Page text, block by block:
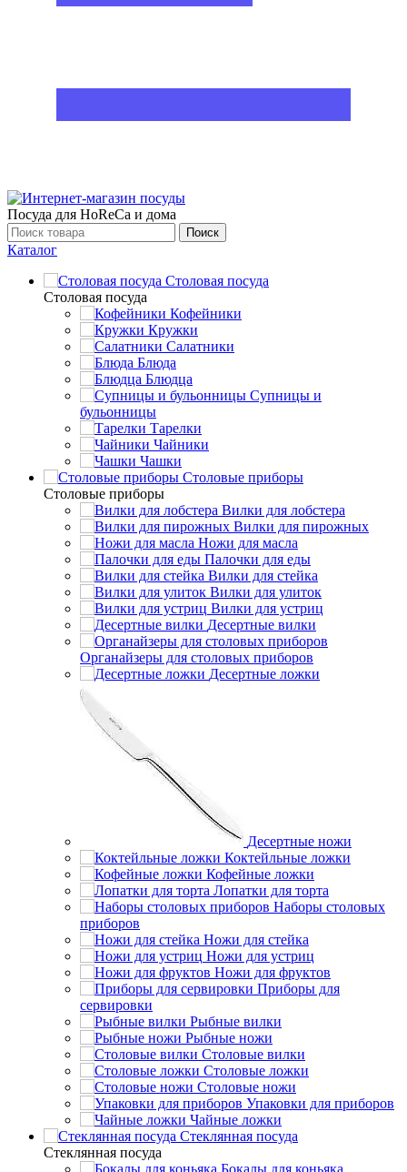
Посуда для HoReCa и дома
Поиск
Каталог
Столовая посуда
Столовая посуда
Кофейники
Кружки
Салатники
Блюда
Блюдца
Супницы и
бульонницы
Тарелки
Чайники
Чашки
Cтоловые приборы
Cтоловые приборы
Вилки для лобстера
Вилки для пирожных
Ножи для масла
Палочки для еды
Вилки для стейка
Вилки для улиток
Вилки для устриц
Десертные вилки
Органайзеры для столовых приборов
Десертные ложки
Десертные ножи
Коктейльные ложки
Кофейные ложки
Лопатки для торта
Наборы столовых
приборов
Ножи для стейка
Ножи для устриц
Ножи для фруктов
Приборы для
сервировки
Рыбные вилки
Рыбные ножи
Столовые вилки
Столовые ложки
Столовые ножи
Упаковки для приборов
Чайные ложки
Стеклянная посуда
Стеклянная посуда
Бокалы для коньяка